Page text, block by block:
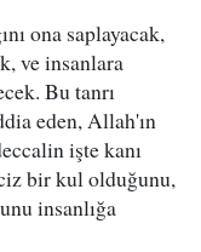
ona saplayacak,
ve insanlara
Bu tanrı
eden, Allah'ın
işte kanı
bir kul olduğunu,
insanlığa